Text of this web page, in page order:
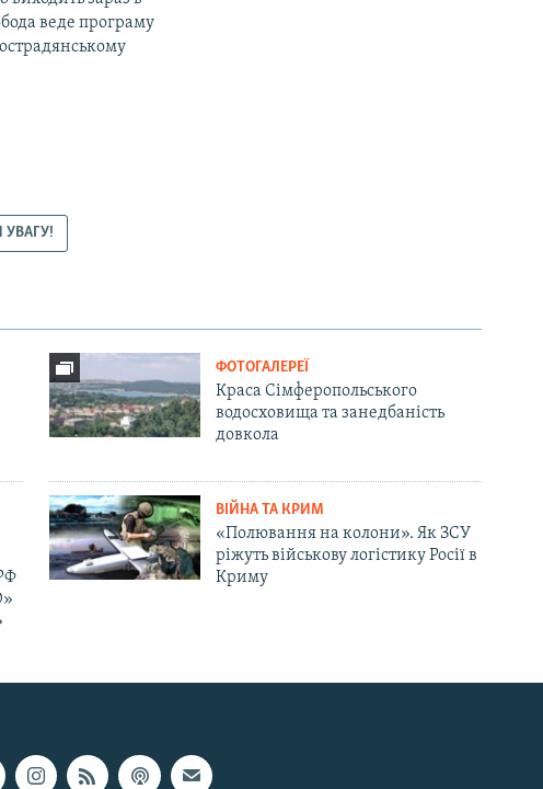
веде програму
УВАГУ!
ФОТОГАЛЕРЕЇ
Краса Сімферопольського
водосховища та занедбаність
довкола
ВІЙНА ТА КРИМ
«Полювання на колони». Як ЗСУ
ріжуть військову логістику Росії в
Криму